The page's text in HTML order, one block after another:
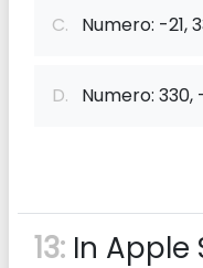
C. Numero: -21,
D. Numero: 330,
13: In